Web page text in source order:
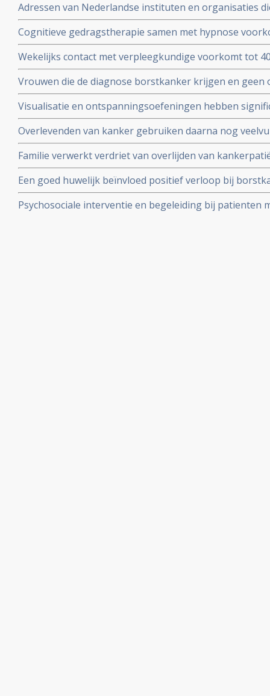
Nederlandse vergelijkende studie.
Adressen van Nederlandse instituten en organisaties
vindt u onder nuttige adressen.
Cognitieve gedragstherapie samen met hypnose
significant vermoeidheid na bestraling bij borstkanker
zorg, aldus 2 gerandomiseerde studies.
Wekelijks contact met verpleegkundige voorkomt tot
succesvol behandelde kankerpatiënten aldus Schotse
kankerpatienten.
Vrouwen die de diagnose borstkanker krijgen en
familie en/of vrienden hebben 50% meer kans te
vrouwen met borstkanker die wel ondersteuning
Visualisatie en ontspanningsoefeningen hebben
immuunwaarden (o.a. T-killercells) in het bloed van
II en III.
Overlevenden van kanker gebruiken daarna nog
en behandelingen om een recidief te voorkomen
onderzoek onder 4134 overlevenden van kanker aan.
Familie verwerkt verdriet van overlijden van
als de kankerpatiënt sterft door natuurlijk
Een goed huwelijk beïnvloed positief verloop bij
een negatieve invloed op verloop van borstkanker.
Psychosociale interventie en begeleiding bij patienten